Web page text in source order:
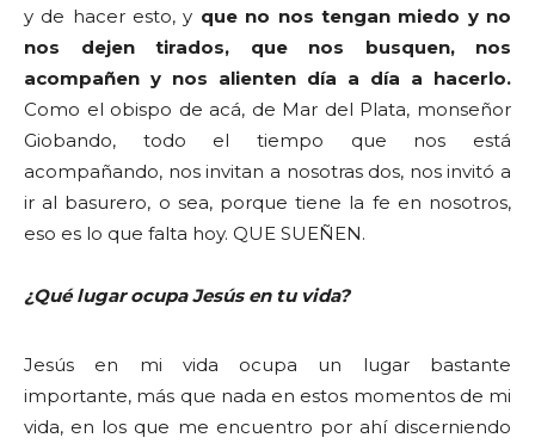
y de hacer esto, y que no nos tengan miedo y no
nos dejen tirados, que nos busquen, nos
acompañen y nos alienten día a día a hacerlo.
Como el obispo de acá, de Mar del Plata, monseñor
Giobando, todo el tiempo que nos está
acompañando, nos invitan a nosotras dos, nos invitó a
ir al basurero, o sea, porque tiene la fe en nosotros,
eso es lo que falta hoy. QUE SUEÑEN.
¿Qué lugar ocupa Jesús en tu vida?
Jesús en mi vida ocupa un lugar bastante
importante, más que nada en estos momentos de mi
vida, en los que me encuentro por ahí discerniendo